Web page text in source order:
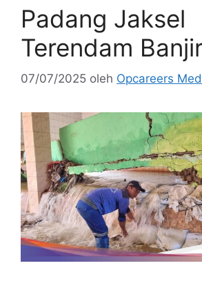
Padang Jaksel
Terendam
07/07/2025 oleh Opcareers